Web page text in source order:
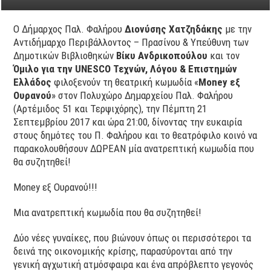
O Δήμαρχος Παλ. ΦαλήρουΔιονύσης Χατζηδάκης με την
Αντιδήμαρχο Περιβάλλοντος – Πρασίνου & Υπεύθυνη των
Δημοτικών Βιβλιοθηκών Βίκυ Ανδρικοπούλου και τον
Όμιλο για την UNESCO Τεχνών, Λόγου & Επιστημών
Ελλάδος φιλοξενούν τη θεατρική κωμωδία «Money εξ
Ουρανού» στον Πολυχώρο Δημαρχείου Παλ. Φαλήρου
(Αρτέμιδος 51 και Τερψιχόρης), την Πέμπτη 21
Σεπτεμβρίου 2017 και ώρα 21:00, δίνοντας την ευκαιρία
στους δημότες του Π. Φαλήρου και το θεατρόφιλο κοινό να
παρακολουθήσουν ΔΩΡΕΑΝ μία ανατρεπτική κωμωδία που
θα συζητηθεί!
Money εξ Ουρανού!!!
Μια ανατρεπτική κωμωδία που θα συζητηθεί!
Δύο νέες γυναίκες, που βιώνουν όπως οι περισσότεροι τα
δεινά της οικονομικής κρίσης, παρασύρονται από την
γενική αγχωτική ατμόσφαιρα και ένα απρόβλεπτο γεγονός